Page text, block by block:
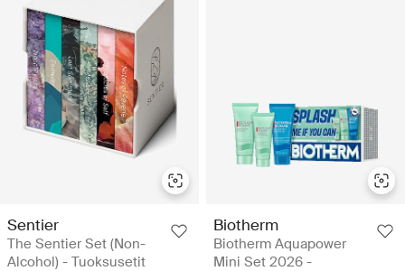
Sentier
The Sentier Set (Non-
Alcohol) - Tuoksusetit
Biotherm
Biotherm Aquapower
Mini Set 2026 -